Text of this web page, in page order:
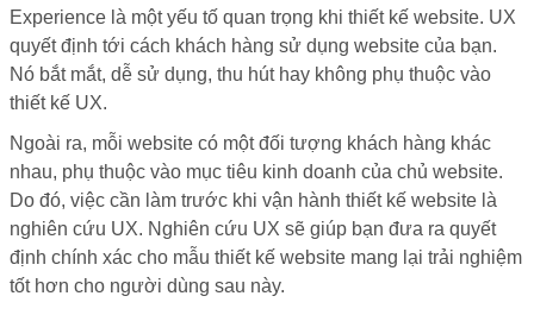
Experience là một yếu tố quan trọng khi thiết kế website. UX
quyết định tới cách khách hàng sử dụng website của bạn.
Nó bắt mắt, dễ sử dụng, thu hút hay không phụ thuộc vào
thiết kế UX.
Ngoài ra, mỗi website có một đối tượng khách hàng khác
nhau, phụ thuộc vào mục tiêu kinh doanh của chủ website.
Do đó, việc cần làm trước khi vận hành thiết kế website là
nghiên cứu UX. Nghiên cứu UX sẽ giúp bạn đưa ra quyết
định chính xác cho mẫu thiết kế website mang lại trải nghiệm
tốt hơn cho người dùng sau này.